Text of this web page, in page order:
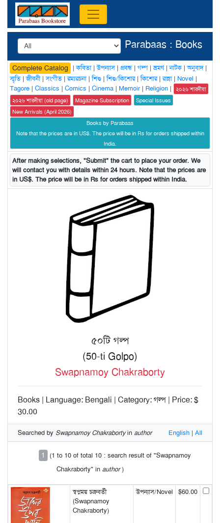
Parabaas : Books
Complete Catalog |কবিতা|উপন্যাস| প্রবন্ধ | গল্প |ভ্রমণ|নাটক |অনুবাদ|
স্মৃতি |জীবনী|সংগীত |রম্যরচনা|শিশু |শিশু/কিশোর|কিশোর|রান্না| Novel |
Tagore | Classics | Comics | Cinema | Memoir| Religion |
২০২৬ শারদীয়া
২০২৬ শারদীয়া (old page)
Magazine Subscription
Special Issues
New Arrivals (April 2026)
Books by Parabaas
Note that the prices are in US$. The price will be in Rs for orders shipped within
India.
After making selections, "Submit" the cart to place your order. We
will contact you with details within 24 hours. Note that the prices are
in US$. The price will be in Rs for orders shipped within India.
৫০টি গল্প
(50-ti Golpo)
Swapnamoy Chakraborty
Books | Language: Bengali | Category: গল্প | Price: $
30.00
Searched by Swapnamoy Chakrabortyin author English | All
1
(1 to 10 of total 10 : search result of "Swapnamoy
Chakraborty" in author)
স্বপ্নময় চক্রবর্তী
(Swapnamoy
Chakraborty)
উপন্যাস/Novel $60.00